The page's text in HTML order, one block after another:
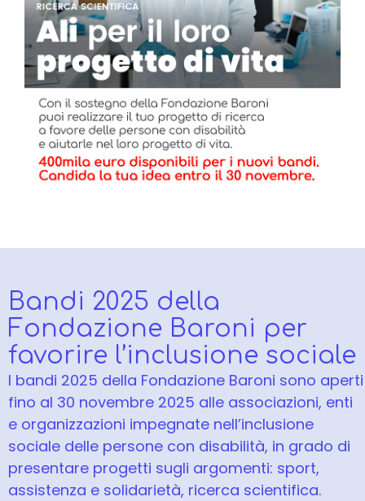
Bandi 2025 della
Fondazione Baroni per
favorire l’inclusione sociale
I bandi 2025 della Fondazione Baroni sono aperti
fino al 30 novembre 2025 alle associazioni, enti
e organizzazioni impegnate nell’inclusione
sociale delle persone con disabilità, in grado di
presentare progetti sugli argomenti: sport,
assistenza e solidarietà, ricerca scientifica.